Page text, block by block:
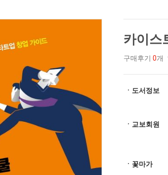
카이스
구매후기 0개
ㆍ도서정보
ㆍ교보회원
ㆍ꽃마가